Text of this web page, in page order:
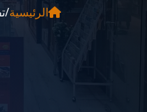
الرئيسية/